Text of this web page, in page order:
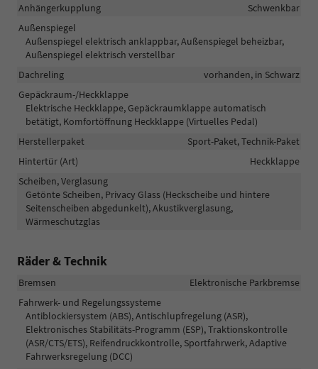
Anhängerkupplung
Schwenkbar
Außenspiegel
Außenspiegel elektrisch anklappbar, Außenspiegel beheizbar,
Außenspiegel elektrisch verstellbar
Dachreling
vorhanden, in Schwarz
Gepäckraum-/Heckklappe
Elektrische Heckklappe, Gepäckraumklappe automatisch
betätigt, Komfortöffnung Heckklappe (Virtuelles Pedal)
Herstellerpaket
Sport-Paket, Technik-Paket
Hintertür (Art)
Heckklappe
Scheiben, Verglasung
Getönte Scheiben, Privacy Glass (Heckscheibe und hintere
Seitenscheiben abgedunkelt), Akustikverglasung,
Wärmeschutzglas
Räder & Technik
Bremsen
Elektronische Parkbremse
Fahrwerk- und Regelungssysteme
Antiblockiersystem (ABS), Antischlupfregelung (ASR),
Elektronisches Stabilitäts-Programm (ESP), Traktionskontrolle
(ASR/CTS/ETS), Reifendruckkontrolle, Sportfahrwerk, Adaptive
Fahrwerksregelung (DCC)